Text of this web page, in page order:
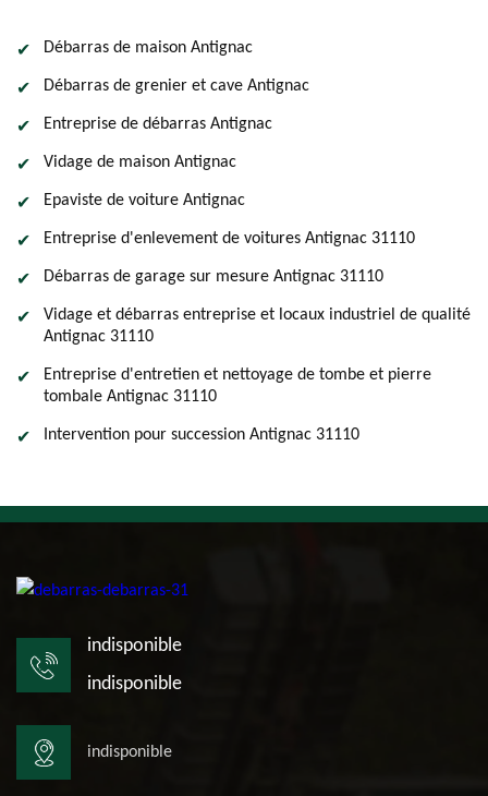
Débarras de maison Antignac
Débarras de grenier et cave Antignac
Entreprise de débarras Antignac
Vidage de maison Antignac
Epaviste de voiture Antignac
Entreprise d'enlevement de voitures Antignac 31110
Débarras de garage sur mesure Antignac 31110
Vidage et débarras entreprise et locaux industriel de qualité
Antignac 31110
Entreprise d'entretien et nettoyage de tombe et pierre
tombale Antignac 31110
Intervention pour succession Antignac 31110
indisponible
indisponible
indisponible